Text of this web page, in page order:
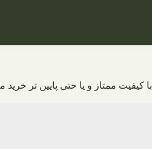
با کیفیت ممتاز و یا حتی پایین تر